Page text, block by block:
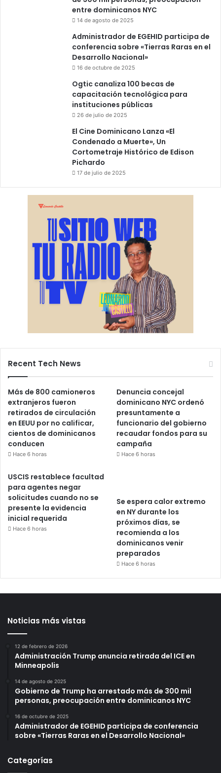
entre dominicanos NYC
14 de agosto de 2025
Administrador de EGEHID participa de
conferencia sobre «Tierras Raras en el
Desarrollo Nacional»
16 de octubre de 2025
Ogtic canaliza 100 becas de
capacitación tecnológica para
instituciones públicas
26 de julio de 2025
El Cine Dominicano Lanza «El
Condenado a Muerte», Un
Cortometraje Histórico de Edison
Pichardo
17 de julio de 2025
Recent Tech News
Más de 800 camioneros
extranjeros fueron
retirados de circulación
en EEUU por no calificar,
cientos de dominicanos
conducen
Hace 6 horas
Denuncia concejal
dominicano NYC ordenó
presuntamente a
funcionario del gobierno
recaudar fondos para su
campaña
Hace 6 horas
USCIS restablece facultad
para agentes negar
solicitudes cuando no se
presente la evidencia
inicial requerida
Hace 6 horas
Se espera calor extremo
en NY durante los
próximos días, se
recomienda a los
dominicanos venir
preparados
Hace 6 horas
Noticias más vistas
12 de febrero de 2026
Administración Trump anuncia retirada del ICE en
Minneapolis
14 de agosto de 2025
Gobierno de Trump ha arrestado más de 300 mil
personas, preocupación entre dominicanos NYC
16 de octubre de 2025
Administrador de EGEHID participa de conferencia
sobre «Tierras Raras en el Desarrollo Nacional»
Categorías